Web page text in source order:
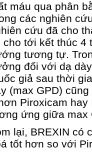
máu qua phân
các nghiên
cứu đã cho
cho tới kết thúc 4
tương tự.
đối với dạ
giả sau thời
(max GPD)
Piroxicam hay
ứng giữa max
lại, BREXIN có
tốt hơn so với